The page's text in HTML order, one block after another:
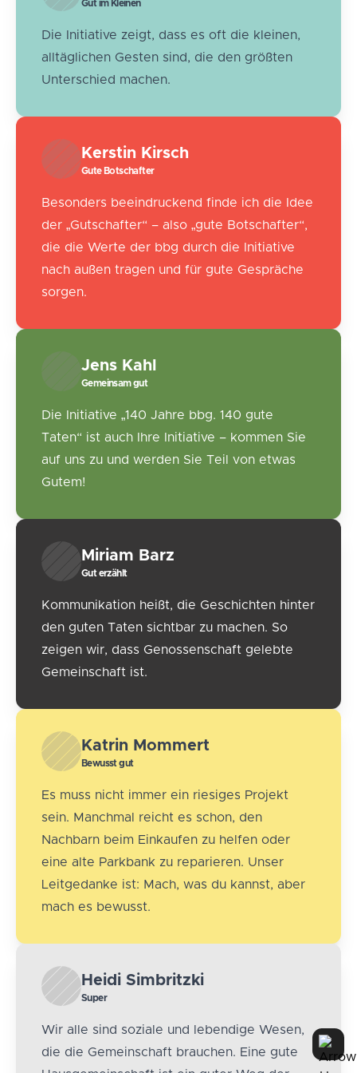
gerade passieren oder für die Zukunft
geplant sind. Alles, was das
hier seinen Platz.
Gut im Kleinen
Die Initiative zeigt, dass es oft die kleinen,
alltäglichen Gesten sind, die den größten
Unterschied machen.
Kerstin Kirsch
Gute Botschafter
Besonders beeindruckend finde ich die Idee
der „Gutschafter“ – also „gute Botschafter“,
die die Werte der bbg durch die Initiative
nach außen tragen und für gute Gespräche
sorgen.
Jens Kahl
Gemeinsam gut
Die Initiative „140 Jahre bbg. 140 gute
Taten“ ist auch Ihre Initiative – kommen Sie
auf uns zu und werden Sie Teil von etwas
Gutem!
Miriam Barz
Gut erzählt
Kommunikation heißt, die Geschichten hinter
den guten Taten sichtbar zu machen. So
zeigen wir, dass Genossenschaft gelebte
Gemeinschaft ist.
Katrin Mommert
Bewusst gut
Es muss nicht immer ein riesiges Projekt
sein. Manchmal reicht es schon, den
Nachbarn beim Einkaufen zu helfen oder
eine alte Parkbank zu reparieren. Unser
Leitgedanke ist: Mach, was du kannst, aber
mach es bewusst.
Heidi Simbritzki
Super
Wir alle sind soziale und lebendige Wesen,
die die Gemeinschaft brauchen. Eine gute